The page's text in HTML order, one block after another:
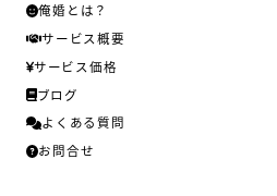
俺婚とは？
サービス概要
サービス価格
ブログ
よくある質問
お問合せ